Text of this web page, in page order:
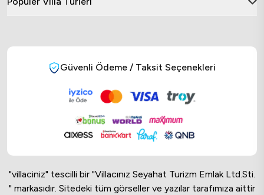
Güvenli Ödeme / Taksit Seçenekleri
"villaciniz" tescilli bir "Villacınız Seyahat Turizm Emlak Ltd.Sti.
" markasıdır. Sitedeki tüm görseller ve yazılar tarafımıza aittir